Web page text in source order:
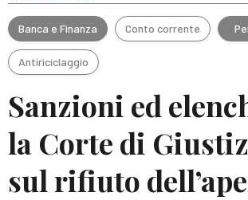
Banca e Finanza Conto corrente
Antiriciclaggio
Sanzioni ed
la Corte di
sul rifiuto